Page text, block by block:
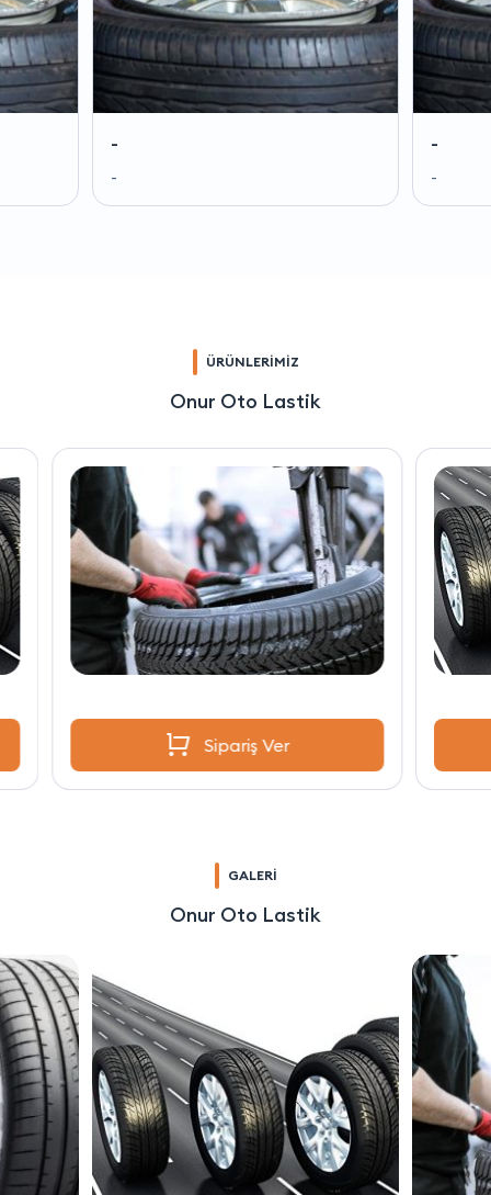
-
-
-
-
ÜRÜNLERİMİZ
Onur Oto Lastik
Sipariş Ver
GALERİ
Onur Oto Lastik